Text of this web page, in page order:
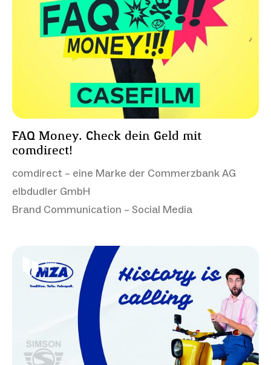
FAQ Money. Check dein Geld mit
comdirect!
comdirect – eine Marke der Commerzbank AG
elbdudler GmbH
Brand Communication – Social Media